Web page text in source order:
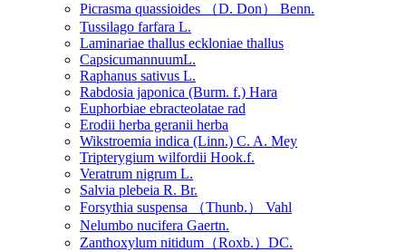
Picrasma quassioides （D. Don） Benn.
Tussilago farfara L.
Laminariae thallus eckloniae thallus
CapsicumannuumL.
Raphanus sativus L.
Rabdosia japonica (Burm. f.) Hara
Euphorbiae ebracteolatae rad
Erodii herba geranii herba
Wikstroemia indica (Linn.) C. A. Mey
Tripterygium wilfordii Hook.f.
Veratrum nigrum L.
Salvia plebeia R. Br.
Forsythia suspensa （Thunb.） Vahl
Nelumbo nucifera Gaertn.
Zanthoxylum nitidum（Roxb.）DC.